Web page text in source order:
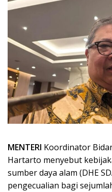
MENTERI Koordinator
Hartarto menyebut
sumber daya alam (DHE
pengecualian bagi